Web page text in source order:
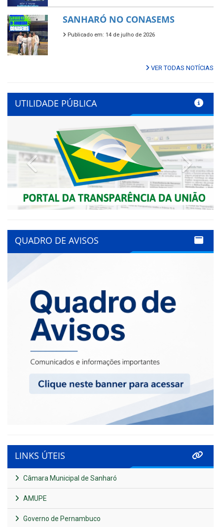
SANHARÓ NO CONASEMS
Publicado em: 14 de julho de 2026
VER TODAS NOTÍCIAS
UTILIDADE PÚBLICA
Previous Next
QUADRO DE AVISOS
LINKS ÚTEIS
Câmara Municipal de Sanharó
AMUPE
Governo de Pernambuco